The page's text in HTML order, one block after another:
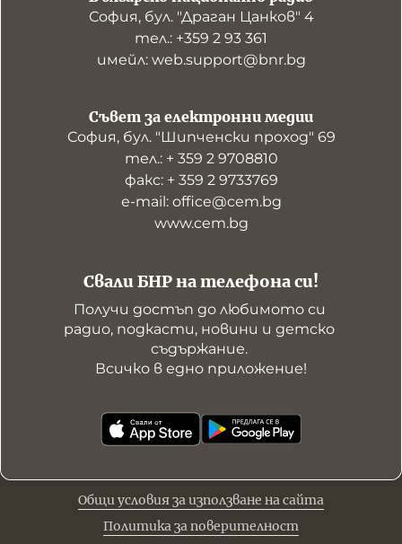
София, бул. "Драган Цанков" 4
тел.: +359 2 93 361
имейл: web.support@bnr.bg
Свали БНР на телефона си!
Получи достъп до любимото си
радио, подкасти, новини и детско
съдържание.
Всичко в едно приложение!
Съвет за електронни медии
София, бул. "Шипченски проход" 69
тел.: + 359 2 9708810
факс: + 359 2 9733769
е-mail: office@cem.bg
www.cem.bg
Общи условия за използване на сайта
Политика за поверителност